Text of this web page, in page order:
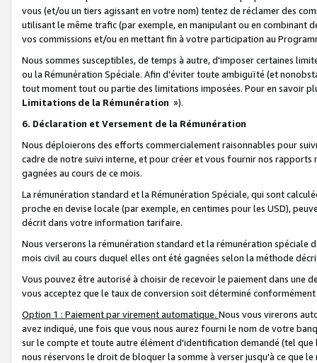
vous (et/ou un tiers agissant en votre nom) tentez de réclamer des
utilisant le même trafic (par exemple, en manipulant ou en combinant
vos commissions et/ou en mettant fin à votre participation au
Nous sommes susceptibles, de temps à autre, d'imposer certaines
ou la Rémunération Spéciale. Afin d'éviter toute ambiguïté (et
tout moment tout ou partie des limitations imposées. Pour en savoir
Limitations de la Rémunération »).
6. Déclaration et Versement de la Rémunération
Nous déploierons des efforts commercialement raisonnables pour
cadre de notre suivi interne, et pour créer et vous fournir nos
gagnées au cours de ce mois.
La rémunération standard et la Rémunération Spéciale, qui sont
proche en devise locale (par exemple, en centimes pour les USD),
décrit dans votre information tarifaire.
Nous verserons la rémunération standard et la rémunération spéciale
mois civil au cours duquel elles ont été gagnées selon la méthode
Vous pouvez être autorisé à choisir de recevoir le paiement dans une
vous acceptez que le taux de conversion soit déterminé
Option 1 : Paiement par virement automatique. Nous vous virerons
avez indiqué, une fois que vous nous aurez fourni le nom de votre
sur le compte et toute autre élément d'identification demandé (tel que
nous réservons le droit de bloquer la somme à verser jusqu'à ce que